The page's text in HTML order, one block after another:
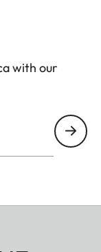
with our